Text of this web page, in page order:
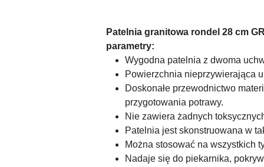
Patelnia granitowa rondel 28 cm
parametry:
Wygodna patelnia z dwoma
Powierzchnia nieprzywierająca
Doskonałe przewodnictwo
przygotowania potrawy.
Nie zawiera żadnych
Patelnia jest skonstruowana w
Można stosować na wszystkich
Nadaje się do piekarnika,